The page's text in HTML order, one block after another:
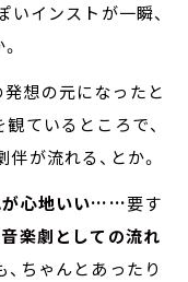
インストが一瞬、
想の元になったと
ているところで、
が流れる、とか。
が心地いい……要す
音楽劇としての流れ
ちゃんとあったり